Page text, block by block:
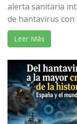
alerta sanitaria
de hantavirus con
Leer Más